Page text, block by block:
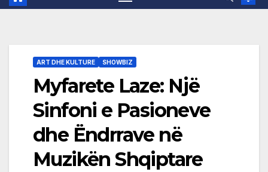
ART DHE KULTURE SHOWBIZ
Myfarete Laze: Një
Sinfoni e Pasioneve
dhe Ëndrrave në
Muzikën Shqiptare